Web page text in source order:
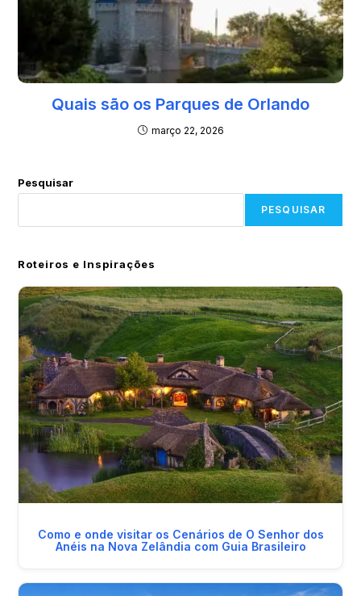
Quais são os Parques de Orlando
março 22, 2026
Pesquisar
PESQUISAR
Roteiros e Inspirações
Como e onde visitar os Cenários de O Senhor dos
Anéis na Nova Zelândia com Guia Brasileiro